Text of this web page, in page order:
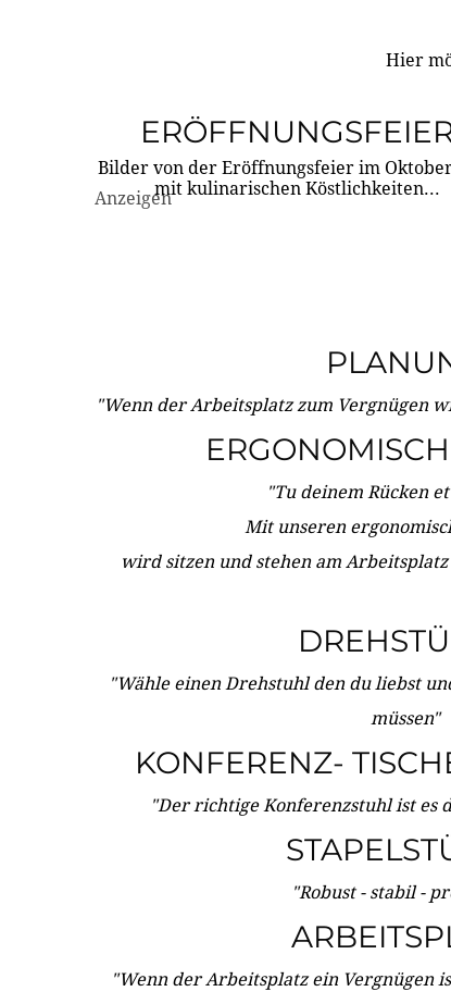
Hier
Bilder von der Eröffnungsfeier im
mit kulinarischen Köstlichkeiten...
Anzeigen
"Wenn der Arbeitsplatz zum Vergnügen
"Tu deinem Rücken
Mit unseren
wird sitzen und stehen am
"Wähle einen Drehstuhl den du liebst
müssen"
KONFERENZ-
"Der richtige Konferenzstuhl ist es
"Robust - stabil -
"Wenn der Arbeitsplatz ein Vergnügen